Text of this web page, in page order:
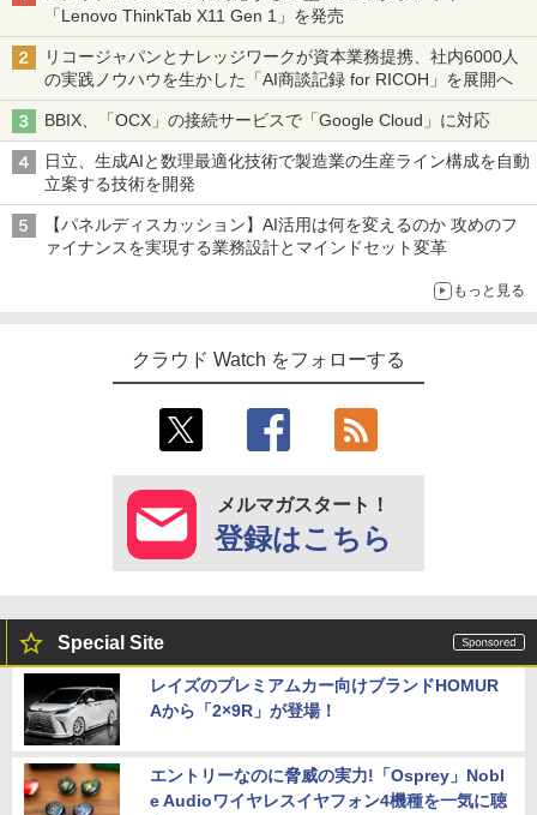
「Lenovo ThinkTab X11 Gen 1」を発売
リコージャパンとナレッジワークが資本業務提携、社内6000人
の実践ノウハウを生かした「AI商談記録 for RICOH」を展開へ
BBIX、「OCX」の接続サービスで「Google Cloud」に対応
日立、生成AIと数理最適化技術で製造業の生産ライン構成を自動
立案する技術を開発
【パネルディスカッション】AI活用は何を変えるのか 攻めのフ
ァイナンスを実現する業務設計とマインドセット変革
もっと見る
クラウド Watch をフォローする
メルマガスタート！
登録はこちら
Special Site
レイズのプレミアムカー向けブランドHOMUR
Aから「2×9R」が登場！
エントリーなのに脅威の実力!「Osprey」Nobl
e Audioワイヤレスイヤフォン4機種を一気に聴